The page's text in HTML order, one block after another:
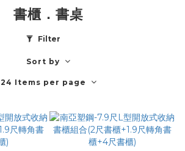
書櫃．書桌
Filter
Sort by
24 Items per page